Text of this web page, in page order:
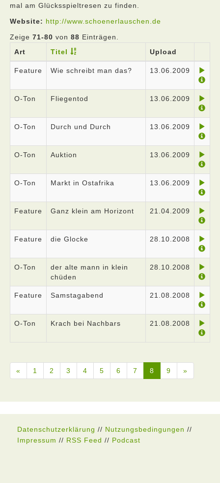
mal am Glücksspieltresen zu finden.
Website: http://www.schoenerlauschen.de
Zeige 71-80 von 88 Einträgen.
Art
Titel Upload
Feature Wie schreibt man das? 13.06.2009
O-Ton Fliegentod 13.06.2009
O-Ton Durch und Durch 13.06.2009
O-Ton Auktion 13.06.2009
O-Ton Markt in Ostafrika 13.06.2009
Feature Ganz klein am Horizont 21.04.2009
Feature die Glocke 28.10.2008
O-Ton
der alte mann in klein
chüden
28.10.2008
Feature Samstagabend 21.08.2008
O-Ton Krach bei Nachbars 21.08.2008
« 1 2 3 4 5 6 7 8 9 »
Datenschutzerklärung // Nutzungsbedingungen //
Impressum // RSS Feed // Podcast